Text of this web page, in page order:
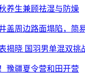
养生兼顾祛湿与防燥
盖周边路面塌陷，简
揭晓 国羽男单混双挑
豫疆夏令营和田开营